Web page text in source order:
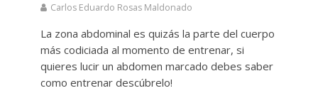
Carlos Eduardo Rosas Maldonado
La zona abdominal es quizás la parte del cuerpo
más codiciada al momento de entrenar, si
quieres lucir un abdomen marcado debes saber
como entrenar descúbrelo!